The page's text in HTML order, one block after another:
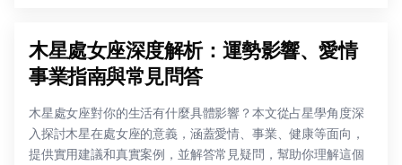
木星處女座深度解析：運勢影響、愛情
事業指南與常見問答
木星處女座對你的生活有什麼具體影響？本文從占星學角度深
入探討木星在處女座的意義，涵蓋愛情、事業、健康等面向，
提供實用建議和真實案例，並解答常見疑問，幫助你理解這個